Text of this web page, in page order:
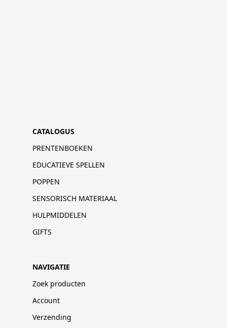
CATALOGUS
PRENTENBOEKEN
EDUCATIEVE SPELLEN
POPPEN
SENSORISCH MATERIAAL
HULPMIDDELEN
GIFTS
NAVIGATIE
Zoek producten
Account
Verzending